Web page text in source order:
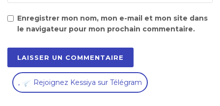
Enregistrer mon nom, mon e-mail et mon site dans
le navigateur pour mon prochain commentaire.
, Rejoignez Kessiya sur Télégram